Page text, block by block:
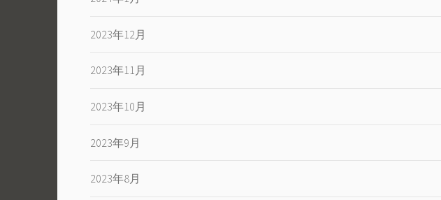
2023年12月
2023年11月
2023年10月
2023年9月
2023年8月